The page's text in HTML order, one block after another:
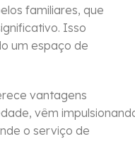
familiares, que
Isso
um espaço de
vantagens
vêm
o serviço de